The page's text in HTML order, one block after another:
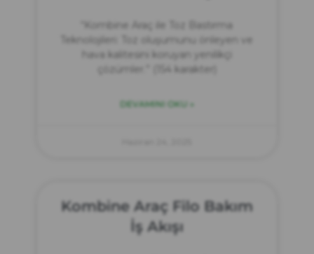
“Kombine Araç ile Toz Bastırma
Teknolojileri: Toz oluşumunu önleyen ve
hava kalitesini koruyan yenilikçi
çözümler.” (154 karakter)
DEVAMINI OKU »
Kombine Araç Filo Bakım
İş Akışı